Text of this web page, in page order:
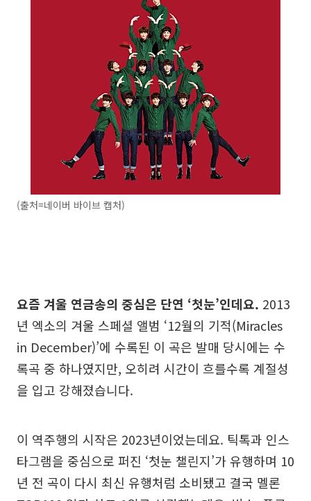
(출처=네이버 바이브 캡처)
요즘 겨울 연금송의 중심은 단연 ‘첫눈’인데요. 2013
년 엑소의 겨울 스페셜 앨범 ‘12월의 기적(Miracles
in December)’에 수록된 이 곡은 발매 당시에는 수
록곡 중 하나였지만, 오히려 시간이 흐를수록 계절성
을 입고 강해졌습니다.
이 역주행의 시작은 2023년이었는데요. 틱톡과 인스
타그램을 중심으로 퍼진 ‘첫눈 챌린지’가 유행하며 10
년 전 곡이 다시 최신 유행처럼 소비됐고 결국 멜론